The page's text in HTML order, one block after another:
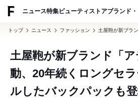
ニュース特集ビューティ ストアブランド
トップ ニュース ファッション 土屋鞄が新ブラ
土屋鞄が新ブランド「
動、20年続くロングセ
ルしたバックパックも